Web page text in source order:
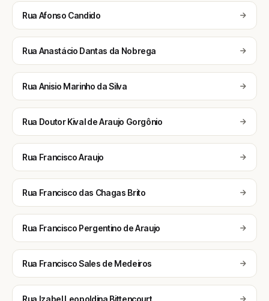
Rua Afonso Candido
Rua Anastácio Dantas da Nobrega
Rua Anisio Marinho da Silva
Rua Doutor Kival de Araujo Gorgônio
Rua Francisco Araujo
Rua Francisco das Chagas Brito
Rua Francisco Pergentino de Araujo
Rua Francisco Sales de Medeiros
Rua Izabel Leopoldina Bittencourt